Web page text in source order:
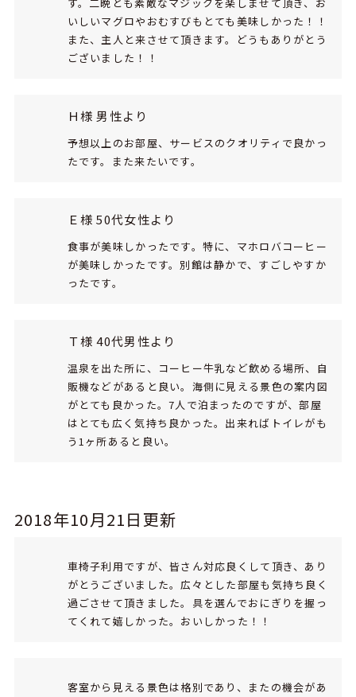
す。二晩とも素敵なマジックを楽しませて頂き、お
いしいマグロやおむすびもとても美味しかった！！
また、主人と来させて頂きます。どうもありがとう
ございました！！
Ｈ様 男性より
予想以上のお部屋、サービスのクオリティで良かっ
たです。また来たいです。
Ｅ様 50代女性より
食事が美味しかったです。特に、マホロバコーヒー
が美味しかったです。別館は静かで、すごしやすか
ったです。
Ｔ様 40代男性より
温泉を出た所に、コーヒー牛乳など飲める場所、自
販機などがあると良い。海側に見える景色の案内図
がとても良かった。7人で泊まったのですが、部屋
はとても広く気持ち良かった。出来ればトイレがも
う1ヶ所あると良い。
2018年10月21日更新
車椅子利用ですが、皆さん対応良くして頂き、あり
がとうございました。広々とした部屋も気持ち良く
過ごさせて頂きました。具を選んでおにぎりを握っ
てくれて嬉しかった。おいしかった！！
客室から見える景色は格別であり、またの機会があ